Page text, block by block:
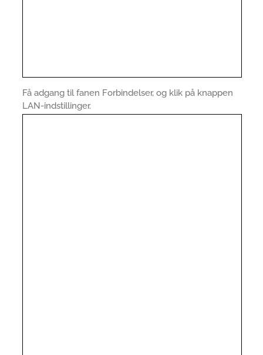
Få adgang til fanen Forbindelser, og klik på knappen
LAN-indstillinger.